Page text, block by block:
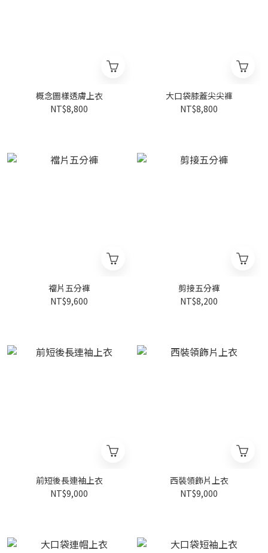
概念圖樣透膚上衣
NT$8,800
大口袋膝蓋尖尖褲
NT$8,800
襠片五分褲
NT$9,600
剪接五分褲
NT$8,200
前短後長連袖上衣
NT$9,000
西裝領飾片上衣
NT$9,000